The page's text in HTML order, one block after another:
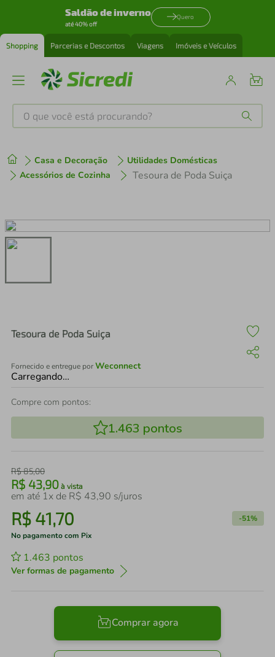
Saldão de inverno
até 40% off
Quero
Shopping Parcerias e Descontos Viagens Imóveis e Veículos
O que você está procurando?
Casa e Decoração
Utilidades Domésticas
Acessórios de Cozinha
Tesoura de Poda Suiça
Tesoura de Poda Suiça
Fornecido e entregue porWeconnect
Carregando…
Compre com pontos:
1.463 pontos
R$85,00
R$ 43,90 à vista
em até 1x de R$ 43,90 s/juros
R$ 41,70 -51%
No pagamento com Pix
1.463 pontos
Ver formas de pagamento
Comprar agora
1º tenis
3º